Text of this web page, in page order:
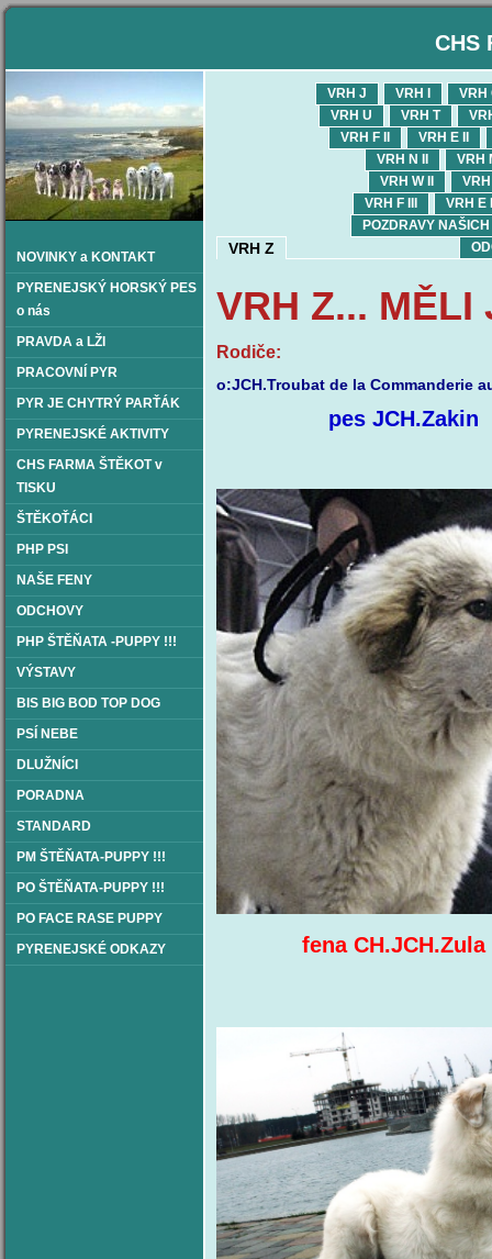
CHS
NOVINKY a KONTAKT
PYRENEJSKÝ HORSKÝ PES
o nás
PRAVDA a LŽI
PRACOVNÍ PYR
PYR JE CHYTRÝ PARŤÁK
PYRENEJSKÉ AKTIVITY
CHS FARMA ŠTĚKOT v
TISKU
ŠTĚKOŤÁCI
PHP PSI
NAŠE FENY
ODCHOVY
PHP ŠTĚŇATA -PUPPY !!!
VÝSTAVY
BIS BIG BOD TOP DOG
PSÍ NEBE
DLUŽNÍCI
PORADNA
STANDARD
PM ŠTĚŇATA-PUPPY !!!
PO ŠTĚŇATA-PUPPY !!!
PO FACE RASE PUPPY
PYRENEJSKÉ ODKAZY
VRH Z
VRH
VRH I
VRH J
VRH T
VRH U
VRH E II
VRH F II
VRH
VRH N II
VRH W II
VRH E
VRH F III
POZDRAVY
VRH Z... MĚLI
Rodiče:
o:JCH.Troubat de la Commanderie
pes
fena